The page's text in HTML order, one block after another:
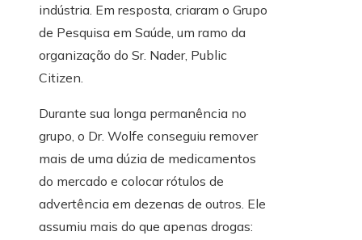
indústria. Em resposta, criaram o Grupo
de Pesquisa em Saúde, um ramo da
organização do Sr. Nader, Public
Citizen.
Durante sua longa permanência no
grupo, o Dr. Wolfe conseguiu remover
mais de uma dúzia de medicamentos
do mercado e colocar rótulos de
advertência em dezenas de outros. Ele
assumiu mais do que apenas drogas: